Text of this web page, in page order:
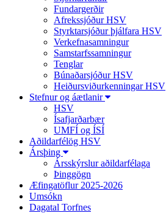
Fundargerðir
Afrekssjóður HSV
Styrktarsjóður þjálfara HSV
Verkefnasamningur
Samstarfssamningur
Tenglar
Búnaðarsjóður HSV
Heiðursviðurkenningar HSV
Stefnur og áætlanir
HSV
Ísafjarðarbær
UMFÍ og ÍSÍ
Aðildarfélög HSV
Ársþing
Ársskýrslur aðildarfélaga
Þinggögn
Æfingatöflur 2025-2026
Umsókn
Dagatal Torfnes